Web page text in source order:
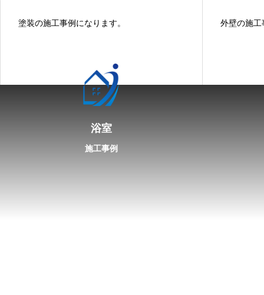
塗装の施工事例になります。 外壁の施
浴室
施工事例